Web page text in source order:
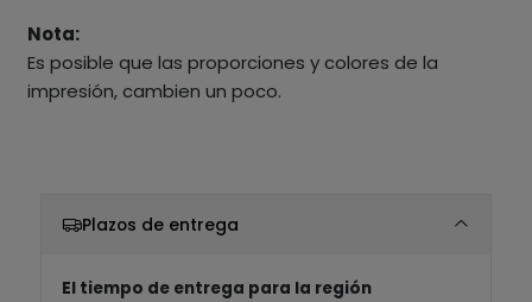
Nota:
Es posible que las proporciones y colores de la
impresión, cambien un poco.
Plazos de entrega
El tiempo de entrega para la región